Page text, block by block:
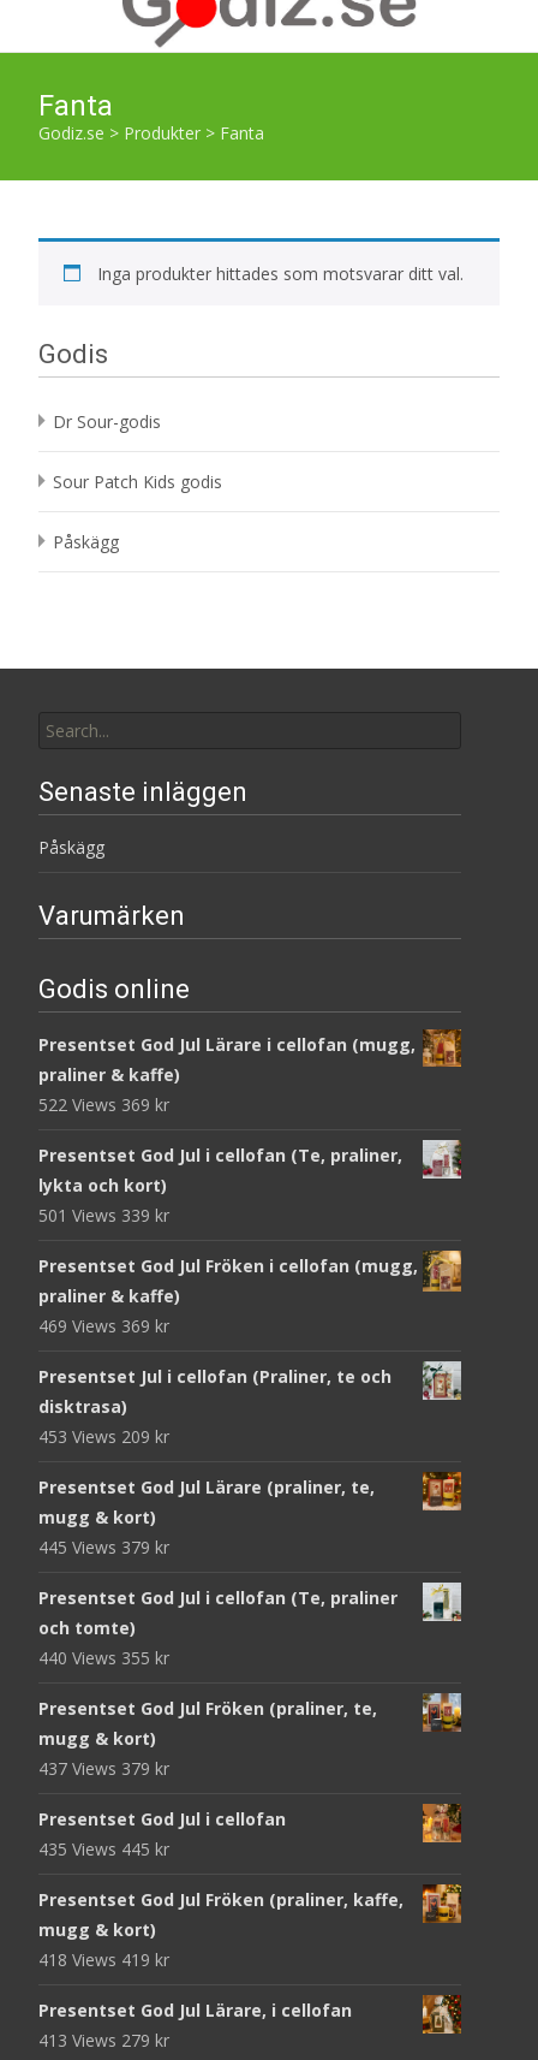
Fanta
Godiz.se > Produkter > Fanta
Inga produkter hittades som motsvarar ditt val.
Godis
Dr Sour-godis
Sour Patch Kids godis
Påskägg
for:
Senaste inläggen
Påskägg
Varumärken
Godis online
Presentset God Jul Lärare i cellofan (mugg,
praliner & kaffe)
522 Views 369 kr
Presentset God Jul i cellofan (Te, praliner,
lykta och kort)
501 Views 339 kr
Presentset God Jul Fröken i cellofan (mugg,
praliner & kaffe)
469 Views 369 kr
Presentset Jul i cellofan (Praliner, te och
disktrasa)
453 Views 209 kr
Presentset God Jul Lärare (praliner, te,
mugg & kort)
445 Views 379 kr
Presentset God Jul i cellofan (Te, praliner
och tomte)
440 Views 355 kr
Presentset God Jul Fröken (praliner, te,
mugg & kort)
437 Views 379 kr
Presentset God Jul i cellofan
435 Views 445 kr
Presentset God Jul Fröken (praliner, kaffe,
mugg & kort)
418 Views 419 kr
Presentset God Jul Lärare, i cellofan
413 Views 279 kr